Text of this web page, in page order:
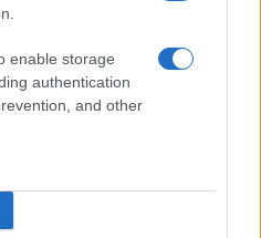
enable storage
authentication
and other
animalier con stile: